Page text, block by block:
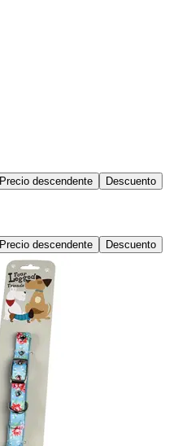
Precio descendente Descuento
Precio descendente Descuento